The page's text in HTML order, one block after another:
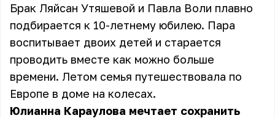
Брак Ляйсан Утяшевой и Павла Воли плавно
подбирается к 10-летнему юбилею. Пара
воспитывает двоих детей и старается
проводить вместе как можно больше
времени. Летом семья путешествовала по
Европе в доме на колесах.
Юлианна Караулова мечтает сохранить